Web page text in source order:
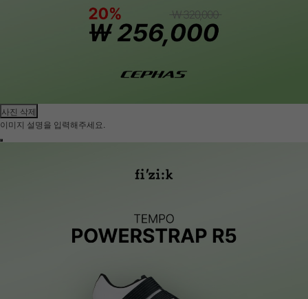
사진 삭제
이미지 설명을 입력해주세요.